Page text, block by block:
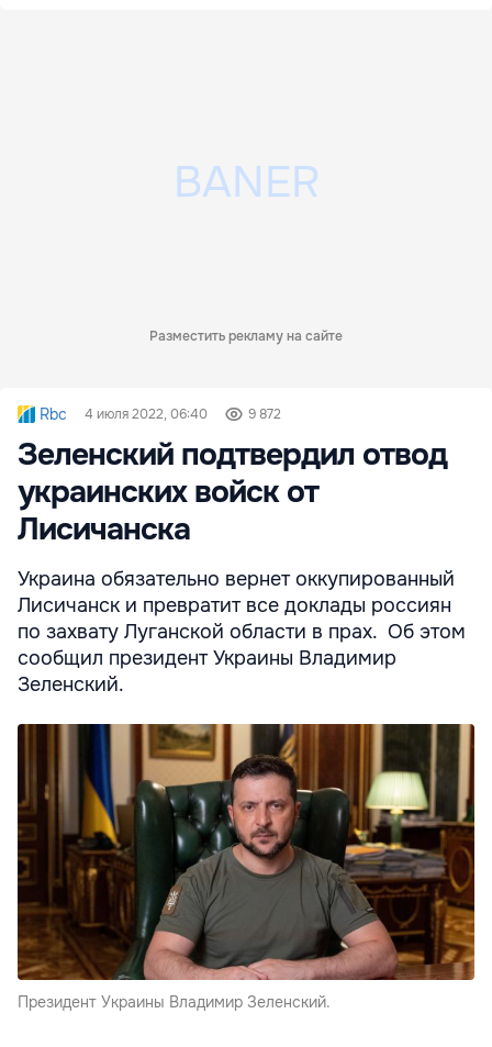
Разместить рекламу на сайте
Rbc 4 июля 2022, 06:40 9 872
Зеленский подтвердил отвод
украинских войск от
Лисичанска
Украина обязательно вернет оккупированный
Лисичанск и превратит все доклады россиян
по захвату Луганской области в прах. Об этом
сообщил президент Украины Владимир
Зеленский.
Президент Украины Владимир Зеленский.